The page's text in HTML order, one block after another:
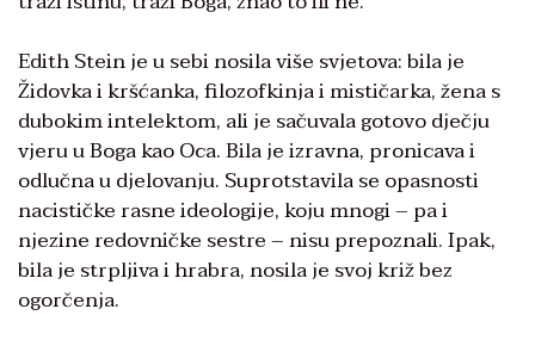
Edith Stein je u sebi nosila više svjetova: bila je
Židovka i kršćanka, filozofkinja i mističarka, žena s
dubokim intelektom, ali je sačuvala gotovo dječju
vjeru u Boga kao Oca. Bila je izravna, pronicava i
odlučna u djelovanju. Suprotstavila se opasnosti
nacističke rasne ideologije, koju mnogi – pa i
njezine redovničke sestre – nisu prepoznali. Ipak,
bila je strpljiva i hrabra, nosila je svoj križ bez
ogorčenja.